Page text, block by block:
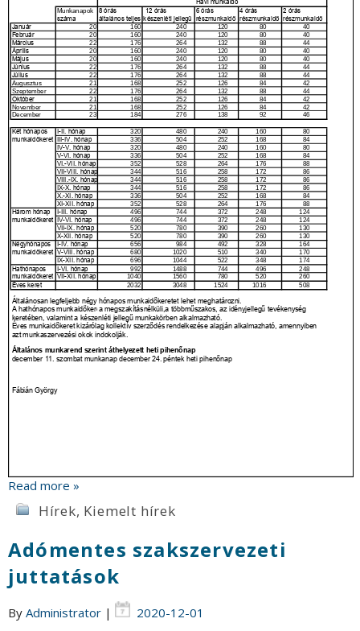
Read more »
Hírek, Kiemelt hírek
Adómentes szakszervezeti
juttatások
By Administrator |
2020-12-01